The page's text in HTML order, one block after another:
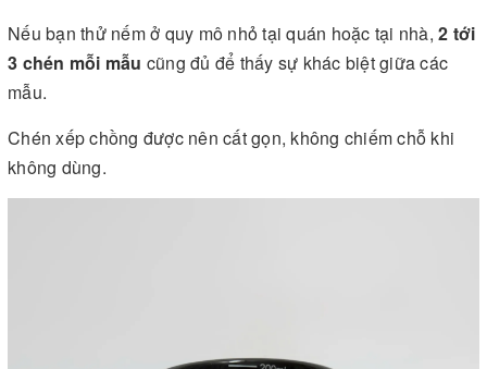
Nếu bạn thử nếm ở quy mô nhỏ tại quán hoặc tại nhà, 2 tới
3 chén mỗi mẫu cũng đủ để thấy sự khác biệt giữa các
mẫu.
Chén xếp chồng được nên cất gọn, không chiếm chỗ khi
không dùng.